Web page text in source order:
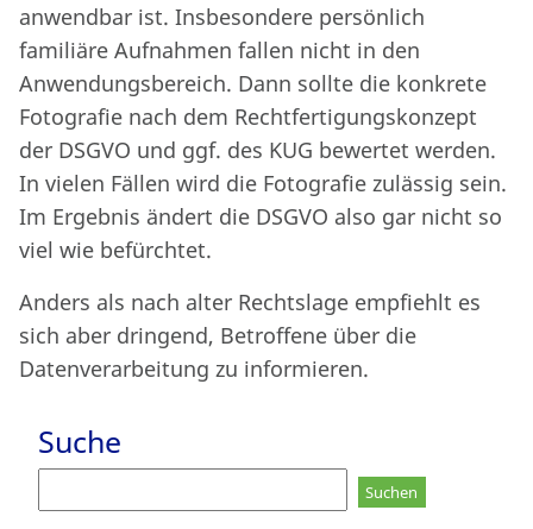
anwendbar ist. Insbesondere persönlich
familiäre Aufnahmen fallen nicht in den
Anwendungsbereich. Dann sollte die konkrete
Fotografie nach dem Rechtfertigungskonzept
der DSGVO und ggf. des KUG bewertet werden.
In vielen Fällen wird die Fotografie zulässig sein.
Im Ergebnis ändert die DSGVO also gar nicht so
viel wie befürchtet.
Anders als nach alter Rechtslage empfiehlt es
sich aber dringend, Betroffene über die
Datenverarbeitung zu informieren.
Suche
nach: